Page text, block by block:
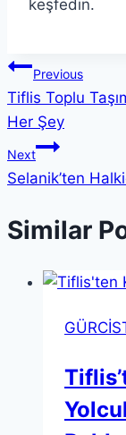
keşfedin.
YazıPrevious
Tiflis Toplu
Her Şey
Next
Selanik’ten
Similar